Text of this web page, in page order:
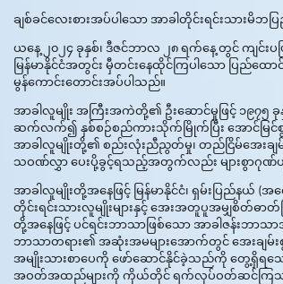
ချစ်ခင်လေးစားအပ်ပါသော အာခါတိုင်းရင်းသားမိဘပ
ယနေ့ ၂၀၂၄ ခုနှစ်၊ ဒီဇင်ဘာလ ၂၈ ရက်နေ့ တွင် ကျင်းပ
မြန်မာနိုင်ငံအတွင်း မှီတင်းနေထိုင်ကြပါသော ပြည်ထော
မွန်ကောင်းတောင်းအပ်ပါသည်။
အာခါလူမျိုး အကြီးအကဲတို့၏ ဦးဆောင်မှုဖြင့် ၁၉၇၅
ဆက်လက်၍ နှစ်စဉ်စည်ကားသိုက်မြိုက်ပြီး အောင်မြင်
အာခါလူမျိုးတို့၏ စည်းလုံးညီညွတ်မှု၊ တည်ငြိမ်အေးချမ်း
သဝဏ်လွှာ ပေးပို့ခွင့်ရသည့်အတွက်လည်း များစွာဂုဏ်
အာခါလူမျိုးတို့အနေဖြင့် မြန်မာနိုင်ငံ၊ ရှမ်းပြည်နယ်
တိုင်းရင်းသားလူမျိုးများနှင့် အေးအတူပူအမျှစိတ်
တို့အနေဖြင့် ပင်ရင်းဘာသာဖြစ်သော အာခါဇန်းဘာ
ဘာသာတရား၏ အဆုံးအမများအောက်တွင် အေးချမ်
အမျိုးသားစာပေကို ဖော်ဆောင်နိုင်ခဲ့သည်ကို တွေ့ရှိရသ
အဝတ်အထည်များကို ကိုယ်တိုင် ရက်လုပ်ဝတ်ဆင်ကြသကဲ့သို့